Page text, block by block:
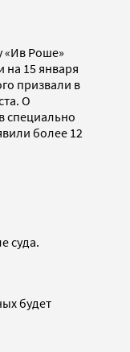
«Ив Роше»
на 15 января
призвали в
О
специально
более 12
суда.
будет